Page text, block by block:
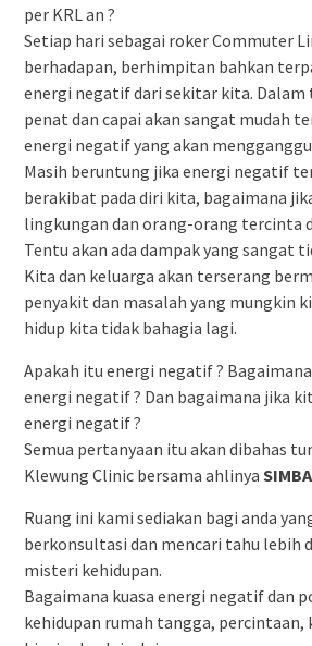
per KRL an ?
Setiap hari sebagai roker Commuter
berhadapan, berhimpitan bahkan
energi negatif dari sekitar kita. Dalam
penat dan capai akan sangat mudah
energi negatif yang akan
Masih beruntung jika energi negatif
berakibat pada diri kita, bagaimana
lingkungan dan orang-orang tercinta
Tentu akan ada dampak yang sangat
Kita dan keluarga akan terserang
penyakit dan masalah yang mungkin
hidup kita tidak bahagia lagi.
Apakah itu energi negatif ?
energi negatif ? Dan bagaimana jika
energi negatif ?
Semua pertanyaan itu akan dibahas
Klewung Clinic bersama ahlinya
Ruang ini kami sediakan bagi anda
berkonsultasi dan mencari tahu lebih
misteri kehidupan.
Bagaimana kuasa energi negatif dan
kehidupan rumah tangga, percintaan,